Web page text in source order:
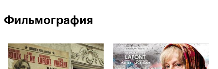
Фильмография